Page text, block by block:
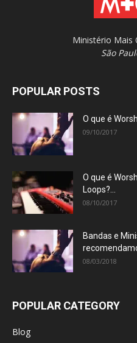
Ministério Mais
São
POPULAR POSTS
O que é
09/10/2017
O que é
Loops?...
08/10/2017
Bandas e
08/03/2018
POPULAR CATEGORY
Blog